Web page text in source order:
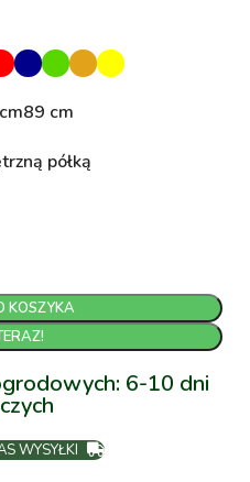
89 cm
półką
KOSZYKA
6-10 dni
WYSYŁKI